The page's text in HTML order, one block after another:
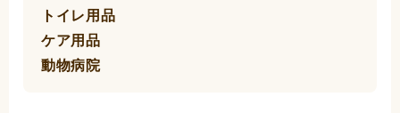
トイレ用品
ケア用品
動物病院